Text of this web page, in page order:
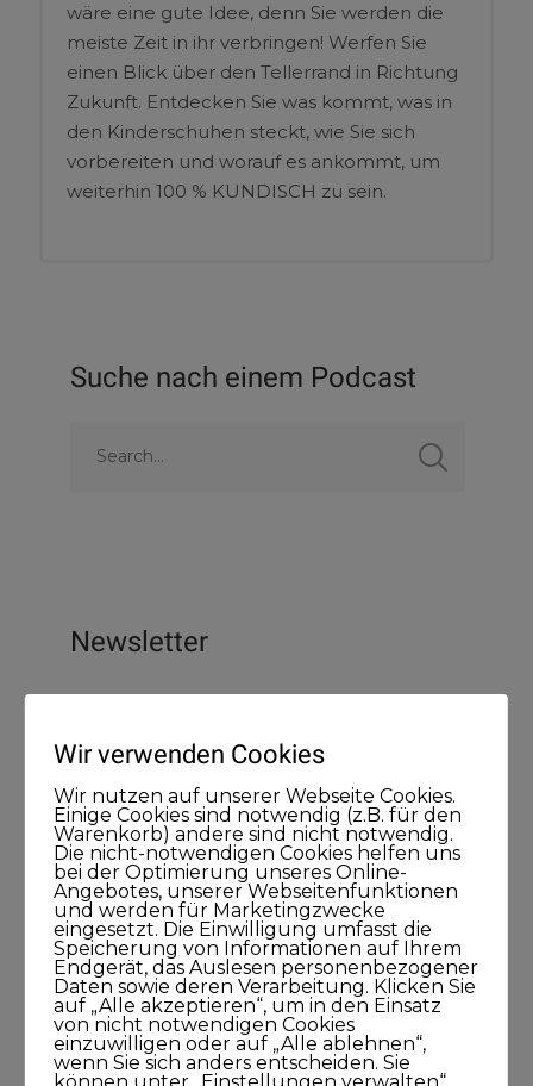
wäre eine gute Idee, denn Sie werden die
meiste Zeit in ihr verbringen! Werfen Sie
einen Blick über den Tellerrand in Richtung
Zukunft. Entdecken Sie was kommt, was in
den Kinderschuhen steckt, wie Sie sich
vorbereiten und worauf es ankommt, um
weiterhin 100 % KUNDISCH zu sein.
Suche nach einem Podcast
Newsletter
Wir verwenden Cookies
Wir nutzen auf unserer Webseite Cookies.
Einige Cookies sind notwendig (z.B. für den
Warenkorb) andere sind nicht notwendig.
Die nicht-notwendigen Cookies helfen uns
bei der Optimierung unseres Online-
Angebotes, unserer Webseitenfunktionen
und werden für Marketingzwecke
eingesetzt. Die Einwilligung umfasst die
Speicherung von Informationen auf Ihrem
Endgerät, das Auslesen personenbezogener
Daten sowie deren Verarbeitung. Klicken Sie
auf „Alle akzeptieren“, um in den Einsatz
von nicht notwendigen Cookies
einzuwilligen oder auf „Alle ablehnen“,
wenn Sie sich anders entscheiden. Sie
können unter „Einstellungen verwalten“